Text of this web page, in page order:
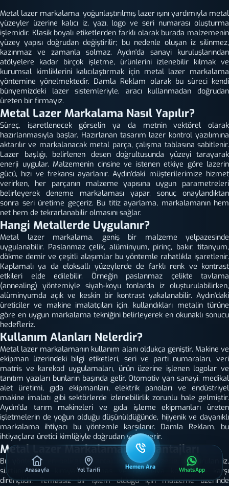
Metal lazer markalama, yoğunlaştırılmış lazer ışını yardımıyla metal
yüzeyler üzerine kalıcı iz, yazı, logo ve seri numarası oluşturma
işlemidir. Klasik boyalı etiketlerden farklı olarak burada malzemenin
yüzey yapısı doğrudan değiştirilir; bu nedenle oluşan iz silinmez,
kazınmaz ve zamanla solmaz. Aydın'da sanayi kuruluşlarından
atölyelere kadar birçok işletme, ürünlerini izlenebilir kılmak ve
kurumsal kimliklerini kalıcılaştırmak için metal lazer markalama
yöntemine yönelmektedir. Damla Reklam olarak bu süreci kendi
bünyemizdeki lazer sistemleriyle, aracı kullanmadan doğrudan
üreten bir firmayız.
Metal Lazer Markalama Nasıl Yapılır?
Süreç, işaretlenecek görselin ya da metnin vektörel olarak
hazırlanmasıyla başlar. Hazırlanan tasarım lazer kontrol yazılımına
aktarılır ve markalanacak metal parça, çalışma tablasına sabitlenir.
Lazer başlığı, belirlenen desen doğrultusunda yüzeyi tarayarak
enerji uygular. Malzemenin cinsine ve istenen etkiye göre lazerin
gücü, hızı ve frekansı ayarlanır. Aydın'daki müşterilerimize hizmet
verirken, her parçanın malzeme yapısına uygun parametreleri
belirleyerek deneme markalaması yapar, sonuç onaylandıktan
sonra seri üretime geçeriz. Bu titiz ayarlama, markalamanın hem
net hem de tekrarlanabilir olmasını sağlar.
Hangi Metallerde Uygulanır?
Metal lazer markalama, geniş bir malzeme yelpazesinde
uygulanabilir. Paslanmaz çelik, alüminyum, pirinç, bakır, titanyum,
dökme demir ve çeşitli alaşımlar bu yöntemle rahatlıkla işaretlenir.
Kaplamalı ya da eloksallı yüzeylerde de farklı renk ve kontrast
etkileri elde edilebilir. Örneğin paslanmaz çelikte tavlama
(annealing) yöntemiyle siyah-koyu tonlarda iz oluşturulabilirken,
alüminyumda açık ve keskin bir kontrast yakalanabilir. Aydın'daki
üreticiler ve makine imalatçıları için, kullandıkları metalin türüne
göre en uygun markalama tekniğini belirleyerek en okunaklı sonucu
hedefleriz.
Kullanım Alanları Nelerdir?
Metal lazer markalamanın kullanım alanı oldukça geniştir. Makine ve
ekipman üzerindeki bilgi etiketleri, seri ve parti numaraları, veri
matris ve karekod uygulamaları, ürün üzerine işlenen logolar ve
tanıtım yazıları bunların başında gelir. Otomotiv yan sanayi, medikal
alet üretimi, gıda ekipmanları, elektrik panoları ve endüstriyel
makine imalatı gibi sektörlerde izlenebilirlik zorunlu hale gelmiştir.
Aydın'da tarım makineleri ve gıda işleme ekipmanları üreten
işletmelerin de yoğun olduğu düşünüldüğünde, hijyenik ve dayanıklı
markalama ihtiyacı bu yöntemle karşılanır. Damla Reklam, bu
ihtiyaçlara üretici kimliğiyle doğrudan yanıt verir.
Metal Lazer Markalamanın Avantajları
Bu yöntemin en belirgin avantajı kalıcılıktır. Lazerle oluşturulan iz,
sürtünme, ısı, kimyasal temas ve dış hava koşullarına karşı
dirençlidir. Temassız bir işlem olduğu için malzeme üzerinde
Anasayfa Yol Tarifi Hemen Ara WhatsApp